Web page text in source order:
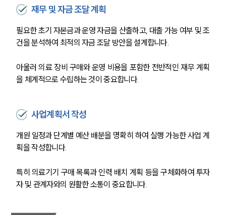
재무 및 자금 조달 계획
필요한 초기 자본금과 운영 자금을 산출하고, 대출 가능 여부 및 조
건을 분석하여 최적의 자금 조달 방안을 설계합니다.
아울러 의료 장비 구매와 운영 비용을 포함한 전반적인 재무 계획
을 체계적으로 수립하는 것이 중요합니다.
사업계획서 작성
개원 일정과 단계별 예산 배분을 명확히 하여 실행 가능한 사업 계
획을 작성합니다.
특히 의료기기 구매 목록과 인력 배치 계획 등을 구체화하여 투자
자 및 관계자와의 원활한 소통이 중요합니다.